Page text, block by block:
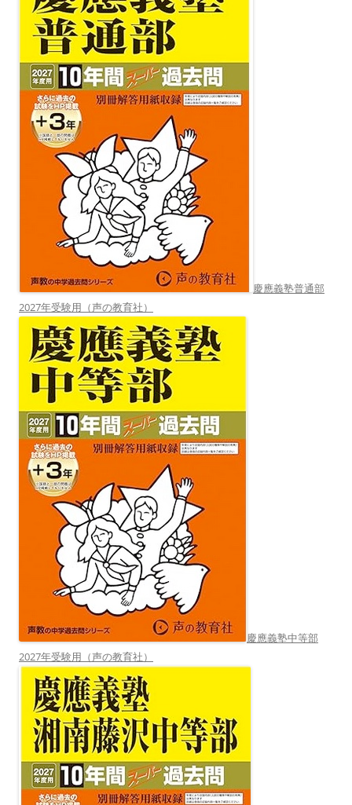
慶應義塾普通部
2027年受験用（声の教育社）
慶應義塾中等部
2027年受験用（声の教育社）